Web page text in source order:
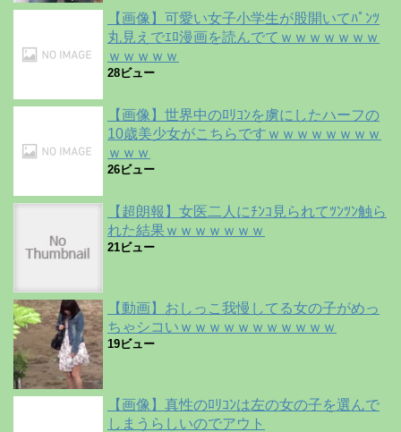
【画像】可愛い女子小学生が股開いてﾊﾟﾝﾂ
丸見えでｴﾛ漫画を読んでてｗｗｗｗｗｗｗ
ｗｗｗｗｗ
28ビュー
【画像】世界中のﾛﾘｺﾝを虜にしたハーフの
10歳美少女がこちらですｗｗｗｗｗｗｗｗ
ｗｗｗ
26ビュー
【超朗報】女医二人にﾁﾝｺ見られてﾂﾝﾂﾝ触ら
れた結果ｗｗｗｗｗｗｗ
21ビュー
【動画】おしっこ我慢してる女の子がめっ
ちゃシコいｗｗｗｗｗｗｗｗｗｗｗ
19ビュー
【画像】真性のﾛﾘｺﾝは左の女の子を選んで
しまうらしいのでアウト